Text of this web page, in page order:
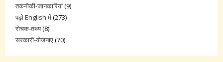
तकनीकी-जानकारियां(9)
पढ़ो English में(273)
रोचक-तथ्य(8)
सरकारी-योजनाए(70)